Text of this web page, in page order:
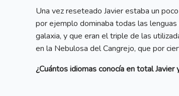
Una vez reseteado Javier estaba un
por ejemplo dominaba todas las
galaxia, y que eran el triple de las
en la Nebulosa del Cangrejo, que por
¿Cuántos idiomas conocía en total